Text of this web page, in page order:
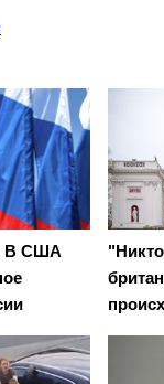
В США